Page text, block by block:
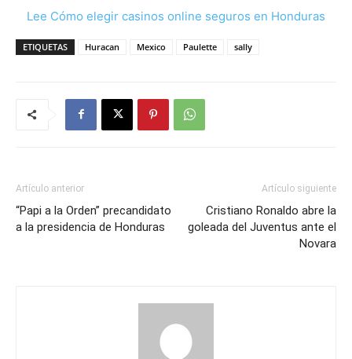
Lee Cómo elegir casinos online seguros en Honduras
ETIQUETAS Huracan Mexico Paulette sally
Artículo anterior
“Papi a la Orden” precandidato
a la presidencia de Honduras
Artículo siguiente
Cristiano Ronaldo abre la
goleada del Juventus ante el
Novara